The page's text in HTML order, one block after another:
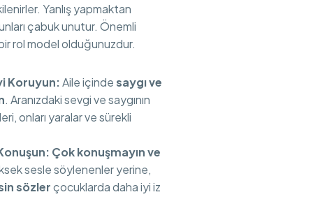
Yanlış yapmaktan
çabuk unutur. Önemli
rol model olduğunuzdur.
Koruyun:Aile içindesaygı ve
. Aranızdaki sevgi ve saygının
onları yaralar ve sürekli
Çok konuşmayın ve
sesle söylenenler yerine,
sözlerçocuklarda daha iyi iz